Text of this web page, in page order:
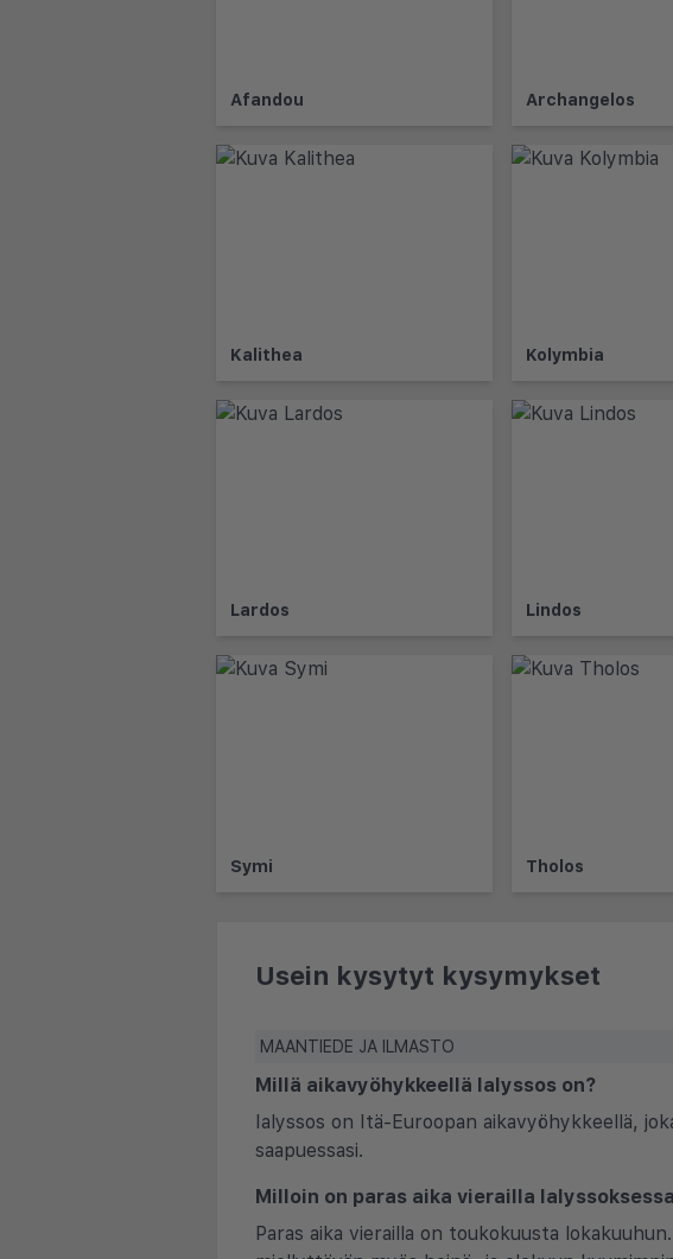
Afandou Archangelos
Kalithea Kolymbia
Lardos Lindos
Symi Tholos
Usein kysytyt kysymykset
MAANTIEDE JA ILMASTO
Millä aikavyöhykkeellä Ialyssos on?
Ialyssos on Itä-Euroopan aikavyöhykkeellä,
saapuessasi.
Milloin on paras aika vierailla
Paras aika vierailla on toukokuusta